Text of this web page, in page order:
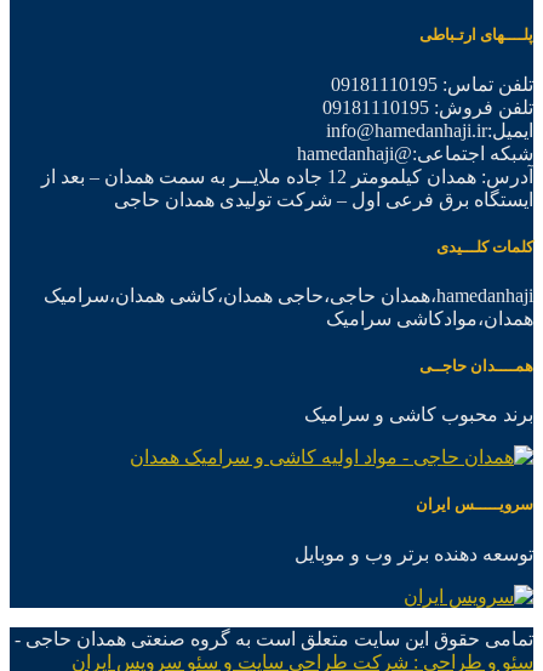
پلــــهای ارتـباطی
تلفن تماس: 09181110195
تلفن فروش: 09181110195
ایمیل:info@hamedanhaji.ir
شبکه اجتماعی:@hamedanhaji
آدرس: همدان کیلمومتر 12 جاده ملایــر به سمت همدان – بعد از
ایستگاه برق فرعی اول – شرکت تولیدی همدان حاجی
کلمات کلـــیدی
hamedanhaji،همدان حاجی،حاجی همدان،کاشی همدان،سرامیک
همدان،موادکاشی سرامیک
همــــدان حاجــی
برند محبوب کاشی و سرامیک
سرویـــــس ایران
توسعه دهنده برتر وب و موبایل
تمامی حقوق این سایت متعلق است به گروه صنعتی همدان حاجی -
سئو و طراحی : شرکت طراحی سایت و سئو سرویس ایران